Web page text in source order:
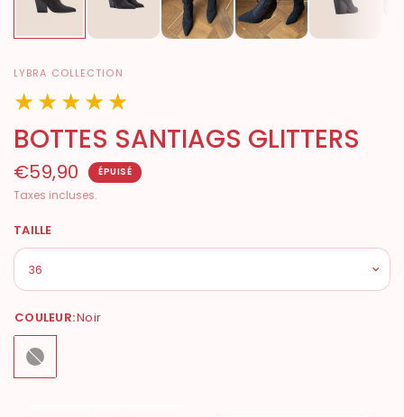
LYBRA COLLECTION
★★★★★
BOTTES SANTIAGS GLITTERS
€59,90 ÉPUISÉ
Taxes incluses.
TAILLE
COULEUR:Noir
Noir